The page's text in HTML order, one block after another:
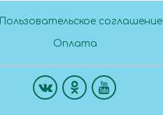
Пользовательское соглашение
Оплата